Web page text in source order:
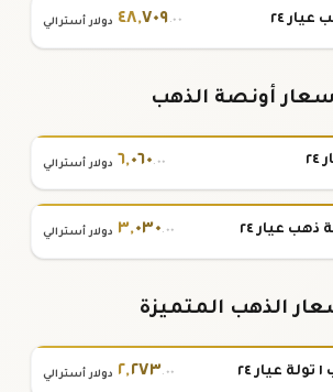
٢٤ ٤٨,٧٠٩.٠٠ دولار أسترالي
أونصة الذهب
٦,٠٦٠.٠٠ دولار أسترالي
عيار ٢٤ ٣,٠٣٠.٠٠ دولار أسترالي
الذهب المتميزة
٢,٢٧٣.٠٠ دولار أسترالي